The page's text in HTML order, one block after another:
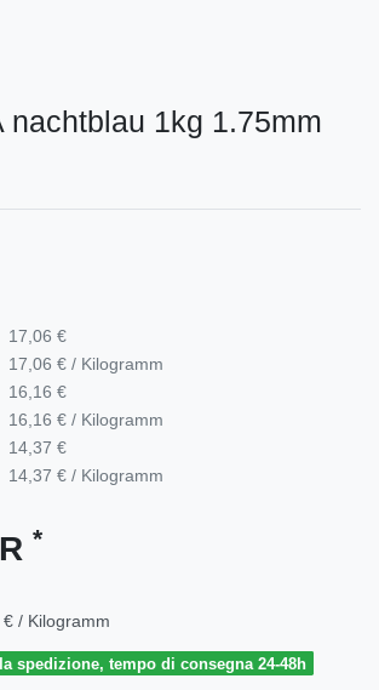
nachtblau 1kg 1.75mm
17,06 €
17,06 € / Kilogramm
16,16 €
16,16 € / Kilogramm
14,37 €
14,37 € / Kilogramm
*
/ Kilogramm
spedizione, tempo di consegna 24-48h